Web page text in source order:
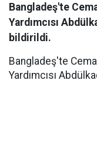
Bangladeş'te
Yardımcısı
bildirildi.
Bangladeş'te
Yardımcısı